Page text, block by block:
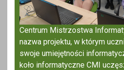
Centrum Mistrzostwa
nazwa projektu, w którym
swoje umiejętności
koło informatyczne CMI